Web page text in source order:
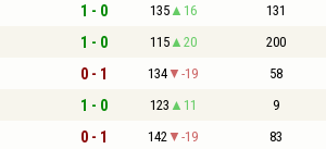
1 - 0 135 16 131
1 - 0 115 20 200
0 - 1 134 -19 58
1 - 0 123 11 9
0 - 1 142 -19 83